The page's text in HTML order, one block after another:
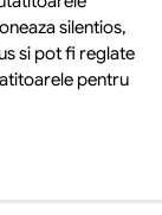
silentios,
si pot fi reglate
pentru